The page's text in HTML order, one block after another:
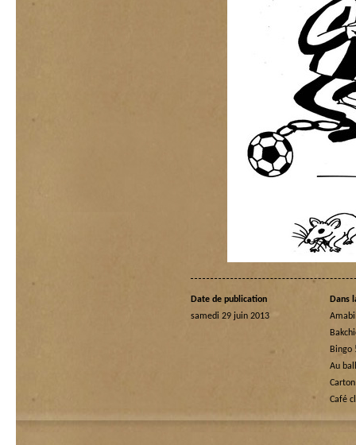
Date de publication
samedi 29 juin 2013
Dans
Bingo
Au
Café